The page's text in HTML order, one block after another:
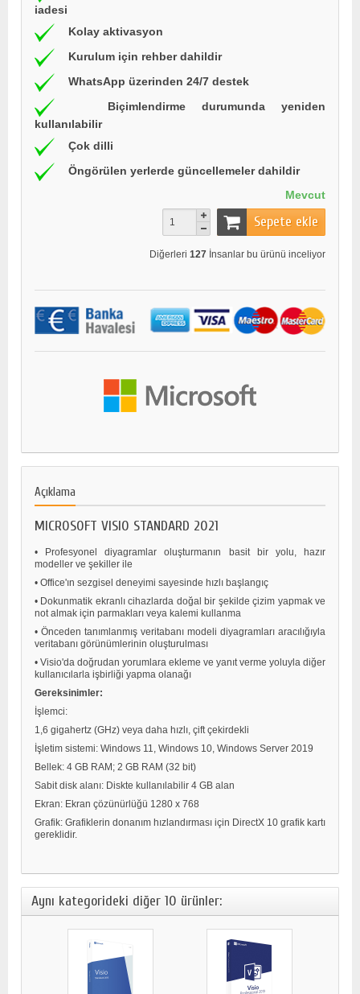
iadesi
Kolay aktivasyon
Kurulum için rehber dahildir
WhatsApp üzerinden 24/7 destek
Biçimlendirme durumunda yeniden
kullanılabilir
Çok dilli
Öngörülen yerlerde güncellemeler dahildir
Mevcut
Sepete ekle
Diğerleri 127 İnsanlar bu ürünü inceliyor
Açıklama
MICROSOFT VISIO STANDARD 2021
• Profesyonel diyagramlar oluşturmanın basit bir yolu, hazır
modeller ve şekiller ile
• Office'ın sezgisel deneyimi sayesinde hızlı başlangıç
• Dokunmatik ekranlı cihazlarda doğal bir şekilde çizim yapmak ve
not almak için parmakları veya kalemi kullanma
• Önceden tanımlanmış veritabanı modeli diyagramları aracılığıyla
veritabanı görünümlerinin oluşturulması
• Visio'da doğrudan yorumlara ekleme ve yanıt verme yoluyla diğer
kullanıcılarla işbirliği yapma olanağı
Gereksinimler:
İşlemci:
1,6 gigahertz (GHz) veya daha hızlı, çift çekirdekli
İşletim sistemi: Windows 11, Windows 10, Windows Server 2019
Bellek: 4 GB RAM; 2 GB RAM (32 bit)
Sabit disk alanı: Diskte kullanılabilir 4 GB alan
Ekran: Ekran çözünürlüğü 1280 x 768
Grafik: Grafiklerin donanım hızlandırması için DirectX 10 grafik kartı
gereklidir.
Aynı kategorideki diğer 10 ürünler: